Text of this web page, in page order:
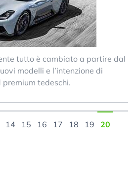
tutto è cambiato a partire dal
modelli e l’intenzione di
tedeschi.
14 15 16 17 18 19 20